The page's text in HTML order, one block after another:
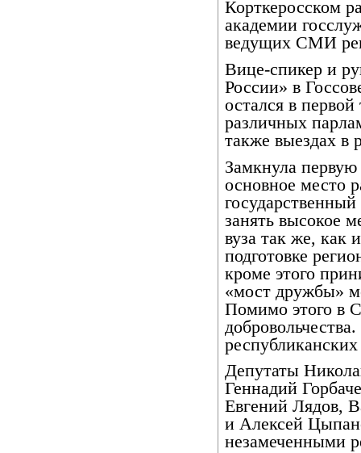
Корткеросском
академии
ведущих СМИ
Вице-спикер и
России» в
остался в
различных
также выездах в
Замкнула
основное место
занять высокое
вуза так же, как
подготовке
кроме этого
«мост дружбы»
Помимо этого в
Депутаты
Геннадий
Евгений Лядов,
и Алексей
незамеченными